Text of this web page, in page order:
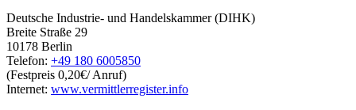
Deutsche Industrie- und Handelskammer (DIHK)
Breite Straße 29
10178 Berlin
Telefon: +49 180 6005850
(Festpreis 0,20€/ Anruf)
Internet: www.vermittlerregister.info